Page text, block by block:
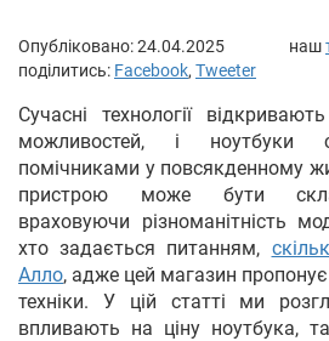
Опубліковано:24.04.2025 наш
поділитись: Facebook, Tweeter
Сучасні технології
можливостей, і ноутбуки
помічниками у повсякденному
пристрою може бути
враховуючи різноманітність
хто задається питанням,
Алло, адже цей магазин
техніки. У цій статті ми
впливають на ціну ноутбука,